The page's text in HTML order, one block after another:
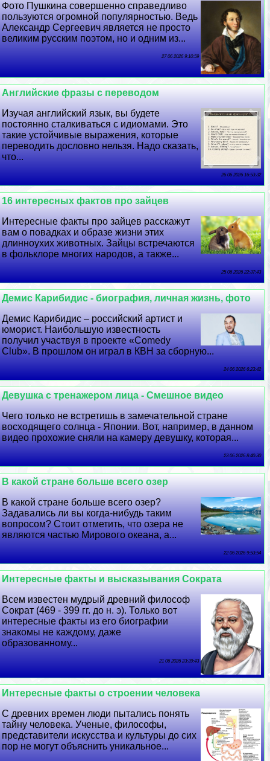
Фото Пушкина совершенно справедливо
пользуются огромной популярностью. Ведь
Александр Сергеевич является не просто
великим русским поэтом, но и одним из...
27 06 2026 9:10:59
Английские фразы с переводом
Изучая английский язык, вы будете
постоянно сталкиваться с идиомами. Это
такие устойчивые выражения, которые
переводить дословно нельзя. Надо сказать,
что...
26 06 2026 16:53:32
16 интересных фактов про зайцев
Интересные факты про зайцев расскажут
вам о повадках и образе жизни этих
длинноухих животных. Зайцы встречаются
в фольклоре многих народов, а также...
25 06 2026 22:37:43
Демис Карибидис - биография, личная жизнь, фото
Демис Карибидис – российский артист и
юморист. Наибольшую известность
получил участвуя в проекте «Comedy
Club». В прошлом он играл в КВН за сборную...
24 06 2026 6:23:42
Дeвyшка с тренажером лица - Смешное видео
Чего только не встретишь в замечательной стране
восходящего солнца - Японии. Вот, например, в данном
видео прохожие сняли на камеру дeвyшку, которая...
23 06 2026 8:40:30
В какой стране больше всего озер
В какой стране больше всего озер?
Задавались ли вы когда-нибудь таким
вопросом? Стоит отметить, что озера не
являются частью Мирового океана, а...
22 06 2026 9:53:54
Интересные факты и высказывания Сократа
Всем известен мудрый древний философ
Сократ (469 - 399 гг. до н. э). Только вот
интересные факты из его биографии
знакомы не каждому, даже
образованному...
21 06 2026 23:39:43
Интересные факты о строении человека
С древних времен люди пытались понять
тайну человека. Ученые, философы,
представители искусства и культуры до сих
пор не могут объяснить уникальное...